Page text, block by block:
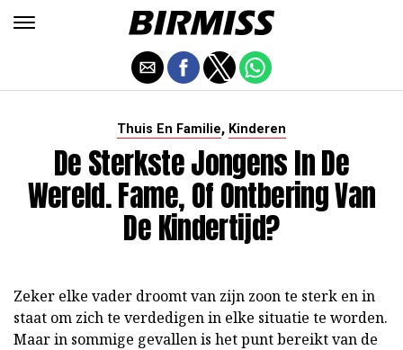
Thuis En Familie, Kinderen
De Sterkste Jongens In De
Wereld. Fame, Of Ontbering Van
De Kindertijd?
Zeker elke vader droomt van zijn zoon te sterk en in
staat om zich te verdedigen in elke situatie te worden.
Maar in sommige gevallen is het punt bereikt van de